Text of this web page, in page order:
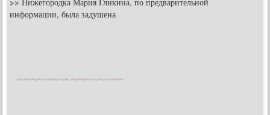
информации, была задушена